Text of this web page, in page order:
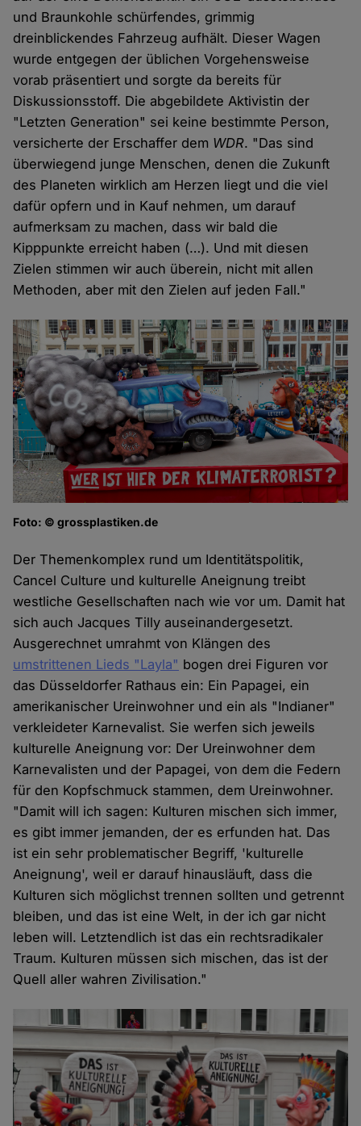
und Braunkohle schürfendes, grimmig
dreinblickendes Fahrzeug aufhält. Dieser Wagen
wurde entgegen der üblichen Vorgehensweise
vorab präsentiert und sorgte da bereits für
Diskussionsstoff. Die abgebildete Aktivistin der
"Letzten Generation" sei keine bestimmte Person,
versicherte der Erschaffer dem WDR. "Das sind
überwiegend junge Menschen, denen die Zukunft
des Planeten wirklich am Herzen liegt und die viel
dafür opfern und in Kauf nehmen, um darauf
aufmerksam zu machen, dass wir bald die
Kipppunkte erreicht haben (…). Und mit diesen
Zielen stimmen wir auch überein, nicht mit allen
Methoden, aber mit den Zielen auf jeden Fall."
Foto: © grossplastiken.de
Der Themenkomplex rund um Identitätspolitik,
Cancel Culture und kulturelle Aneignung treibt
westliche Gesellschaften nach wie vor um. Damit hat
sich auch Jacques Tilly auseinandergesetzt.
Ausgerechnet umrahmt von Klängen des
umstrittenen Lieds "Layla" bogen drei Figuren vor
das Düsseldorfer Rathaus ein: Ein Papagei, ein
amerikanischer Ureinwohner und ein als "Indianer"
verkleideter Karnevalist. Sie werfen sich jeweils
kulturelle Aneignung vor: Der Ureinwohner dem
Karnevalisten und der Papagei, von dem die Federn
für den Kopfschmuck stammen, dem Ureinwohner.
"Damit will ich sagen: Kulturen mischen sich immer,
es gibt immer jemanden, der es erfunden hat. Das
ist ein sehr problematischer Begriff, 'kulturelle
Aneignung', weil er darauf hinausläuft, dass die
Kulturen sich möglichst trennen sollten und getrennt
bleiben, und das ist eine Welt, in der ich gar nicht
leben will. Letztendlich ist das ein rechtsradikaler
Traum. Kulturen müssen sich mischen, das ist der
Quell aller wahren Zivilisation."